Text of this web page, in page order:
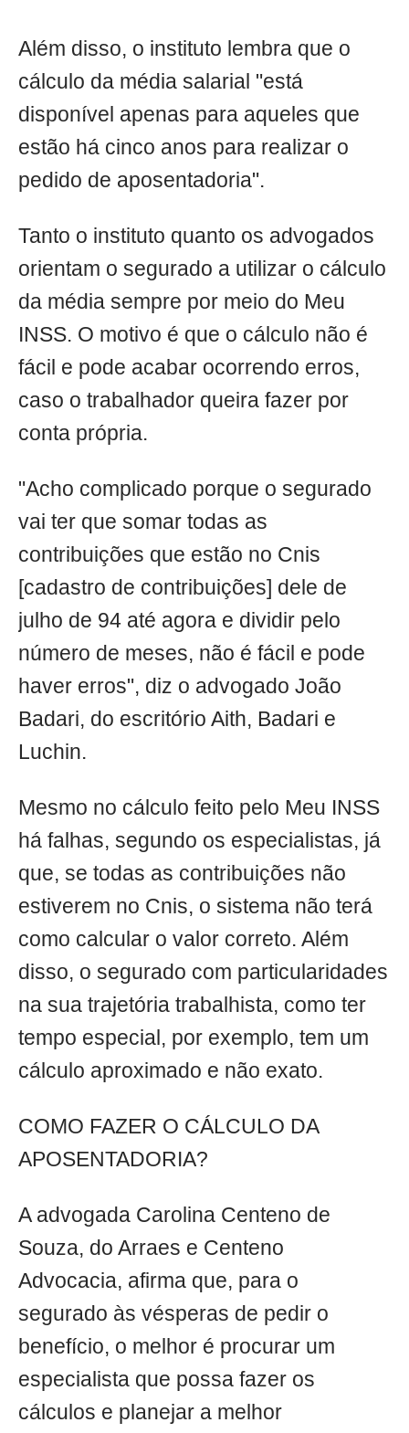
Além disso, o instituto lembra que o
cálculo da média salarial "está
disponível apenas para aqueles que
estão há cinco anos para realizar o
pedido de aposentadoria".
Tanto o instituto quanto os advogados
orientam o segurado a utilizar o cálculo
da média sempre por meio do Meu
INSS. O motivo é que o cálculo não é
fácil e pode acabar ocorrendo erros,
caso o trabalhador queira fazer por
conta própria.
"Acho complicado porque o segurado
vai ter que somar todas as
contribuições que estão no Cnis
[cadastro de contribuições] dele de
julho de 94 até agora e dividir pelo
número de meses, não é fácil e pode
haver erros", diz o advogado João
Badari, do escritório Aith, Badari e
Luchin.
Mesmo no cálculo feito pelo Meu INSS
há falhas, segundo os especialistas, já
que, se todas as contribuições não
estiverem no Cnis, o sistema não terá
como calcular o valor correto. Além
disso, o segurado com particularidades
na sua trajetória trabalhista, como ter
tempo especial, por exemplo, tem um
cálculo aproximado e não exato.
COMO FAZER O CÁLCULO DA
APOSENTADORIA?
A advogada Carolina Centeno de
Souza, do Arraes e Centeno
Advocacia, afirma que, para o
segurado às vésperas de pedir o
benefício, o melhor é procurar um
especialista que possa fazer os
cálculos e planejar a melhor